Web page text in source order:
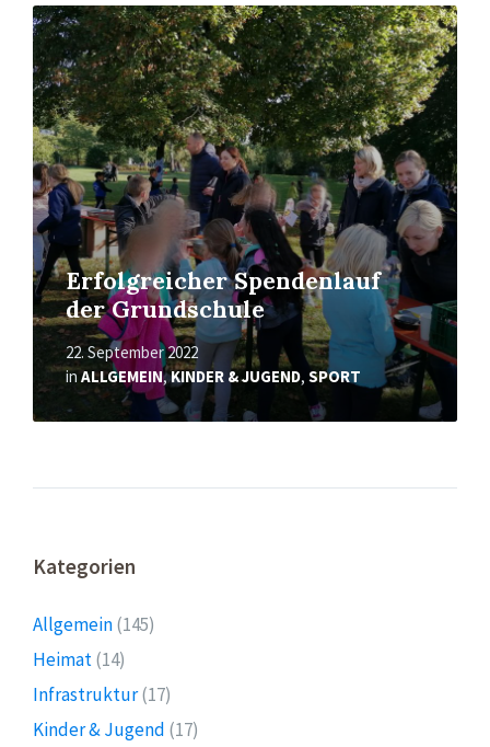
Erfolgreicher Spendenlauf
der Grundschule
22. September 2022
inALLGEMEIN,KINDER & JUGEND, SPORT
Mehr
erfahren
Kategorien
Allgemein(145)
Heimat(14)
Infrastruktur(17)
Kinder & Jugend (17)